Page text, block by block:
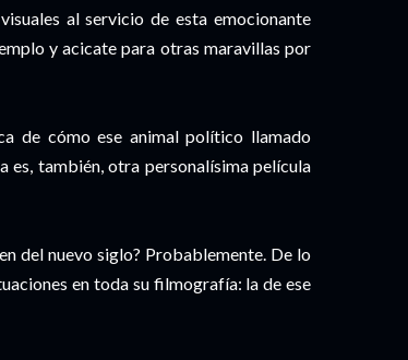
al servicio de esta emocionante
y acicate para otras maravillas por
de cómo ese animal político llamado
es, también, otra personalísima película
del nuevo siglo? Probablemente. De lo
en toda su filmografía: la de ese